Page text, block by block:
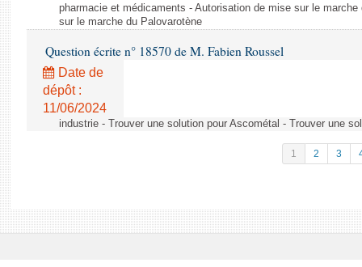
pharmacie et médicaments - Autorisation de mise sur le
sur le marche du Palovarotène
Question écrite n° 18570 de M. Fabien Roussel
Date de
dépôt :
11/06/2024
industrie - Trouver une solution pour Ascométal - Trouver une
1 2 3